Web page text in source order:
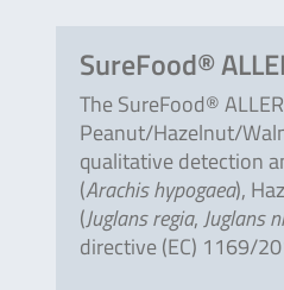
SureFood®
The SureFood®
Peanut/Hazelnut/
qualitative detection
(Arachis hypogaea),
(Juglans regia,Juglans
directive (EC) 1169/